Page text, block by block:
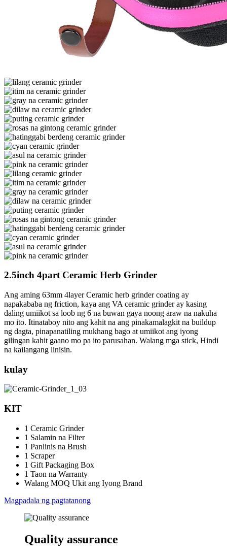
2.5inch 4part Ceramic Herb Grinder
Ang aming 63mm 4layer Ceramic herb grinder coating ay
napakababa ng friction, kaya ang VA ceramic grinder ay kasing
daling umiikot sa loob ng 6 na buwan gaya noong araw na nakuha
mo ito. Itinataboy nito ang kahit na ang pinakamalagkit na buildup
ng dagta, pinapanatiling mukhang bago at umiikot ang iyong
gilingan kahit gaano mo pa ito parusahan. Walang mga stick, Hindi
na kailangang linisin.
kulay
KIT
1 Ceramic Grinder
1 Salamin na Filter
1 Panlinis na Brush
1 Scraper
1 Gift Packaging Box
1 Taon na Warranty
Walang MOQ Ukit ang Iyong Brand
Magpadala ng pagtatanong
Quality assurance